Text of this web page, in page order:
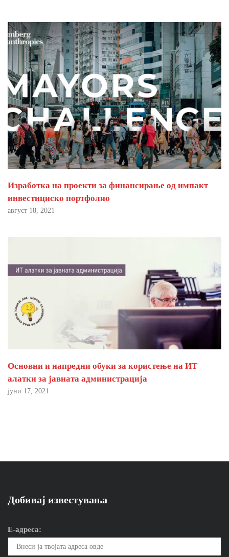
Изработка на проекти за финансирање од импакт
инвестициско портфолио
август 18, 2021
Основни и напредни обуки за користење на ИТ
алатки за јавната администрација
јуни 17, 2021
Добивај известувања
Е-адреса: